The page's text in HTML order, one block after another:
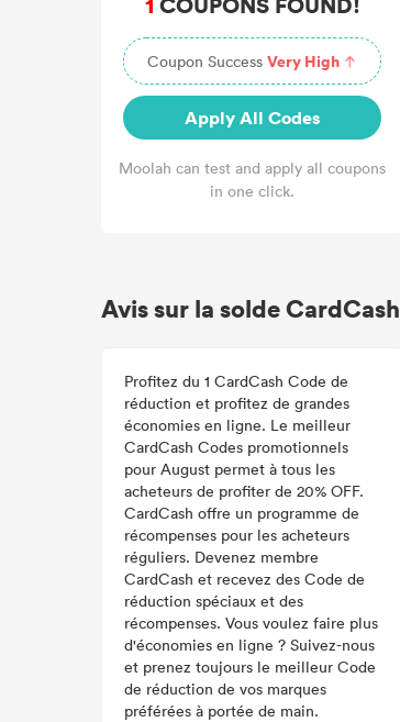
Coupon Success Very High
Apply All Codes
Moolah can test and apply all coupons
in one click.
Avis sur la solde CardCash
Profitez du 1 CardCash Code de
réduction et profitez de grandes
économies en ligne. Le meilleur
CardCash Codes promotionnels
pour August permet à tous les
acheteurs de profiter de 20% OFF.
CardCash offre un programme de
récompenses pour les acheteurs
réguliers. Devenez membre
CardCash et recevez des Code de
réduction spéciaux et des
récompenses. Vous voulez faire plus
d'économies en ligne ? Suivez-nous
et prenez toujours le meilleur Code
de réduction de vos marques
préférées à portée de main.